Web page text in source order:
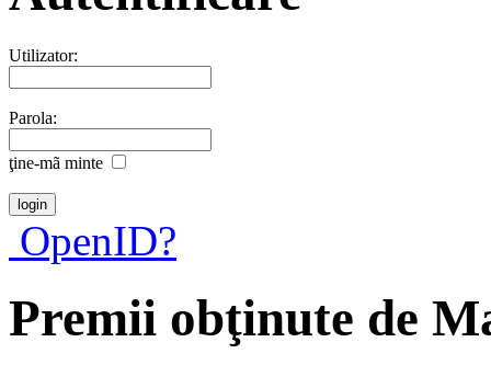
Utilizator:
Parola:
ţine-mã minte
OpenID?
Premii obţinute de